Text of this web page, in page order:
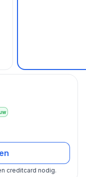
creditcard nodig.